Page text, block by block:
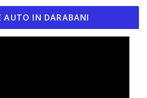
AUTO IN DARABANI